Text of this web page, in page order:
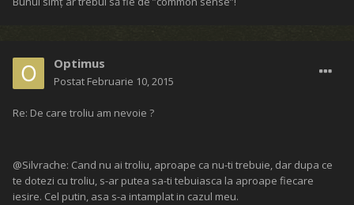
Optimus
Postat Februarie 10, 2015
Re: De care troliu am nevoie ?
@Silvrache: Cand nu ai troliu, aproape ca nu-ti trebuie, dar dupa ce
te dotezi cu troliu, s-ar putea sa-ti tebuiasca la aproape fiecare
iesire. Cel putin, asa s-a intamplat in cazul meu.